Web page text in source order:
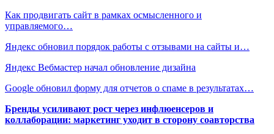
Как продвигать сайт в рамках осмысленного и
управляемого…
Яндекс обновил порядок работы с отзывами на сайты и…
Яндекс Вебмастер начал обновление дизайна
Google обновил форму для отчетов о спаме в результатах…
Бренды усиливают рост через инфлюенсеров и
коллаборации: маркетинг уходит в сторону соавторства